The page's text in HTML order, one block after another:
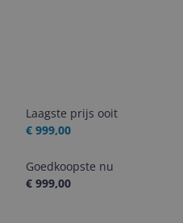
Laagste prijs ooit
€ 999,00
Goedkoopste nu
€ 999,00